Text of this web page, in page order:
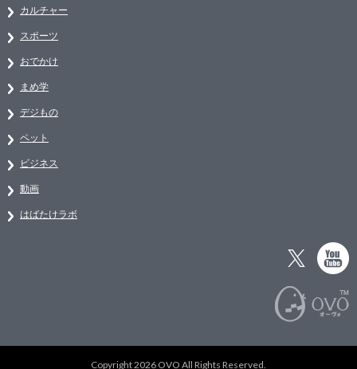
カルチャー
スポーツ
おでかけ
まめ学
デジもの
ペット
ビジネス
動画
はばたけラボ
Copyright 2026 OVO All Rights Reserved.